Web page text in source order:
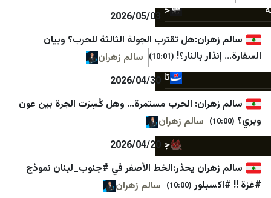
خبرگزاری ایکنا
پایگاه اطلاع رسانی مهرصبا
تقريب
تیتربرتر
جمهور
جهان نيوز
صفا
شبكة راية الإعلامية
وكالة سوا الإخبارية
معا
B نيوز
2026/05/03
تقترب الجولة الثالثة للحرب؟ وبيان
بالنار؟! (10:01)
سالم زهران
2026/04/30
الحرب مستمرة… وهل كُسِرَت الجرة بين عون
سالم زهران
2026/04/20
يحذر:الخط الأصفر في #جنوب_لبنان نموذج
(10:00)
سالم زهران